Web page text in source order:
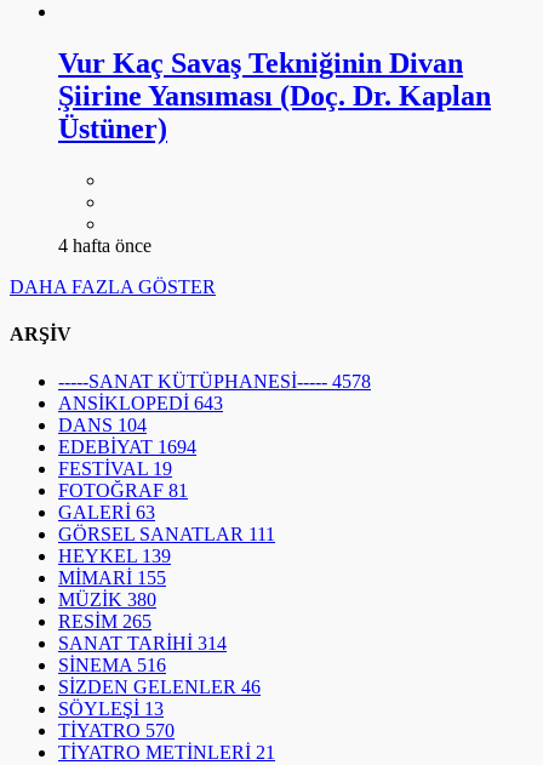
Vur Kaç Savaş Tekniğinin Divan
Şiirine Yansıması (Doç. Dr. Kaplan
Üstüner)
4 hafta önce
DAHA FAZLA GÖSTER
ARŞİV
-----SANAT KÜTÜPHANESİ----- 4578
ANSİKLOPEDİ 643
DANS 104
EDEBİYAT 1694
FESTİVAL 19
FOTOĞRAF 81
GALERİ 63
GÖRSEL SANATLAR 111
HEYKEL 139
MİMARİ 155
MÜZİK 380
RESİM 265
SANAT TARİHİ 314
SİNEMA 516
SİZDEN GELENLER 46
SÖYLEŞİ 13
TİYATRO 570
TİYATRO METİNLERİ 21